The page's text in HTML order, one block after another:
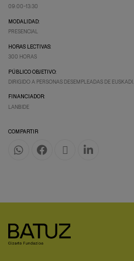
09:00-13:30
MODALIDAD:
PRESENCIAL
HORAS LECTIVAS:
300 HORAS
PÚBLICO OBJETIVO:
DIRIGIDO A PERSONAS DESEMPLEADAS DE EUSKADI.
FINANCIADOR:
LANBIDE
COMPARTIR